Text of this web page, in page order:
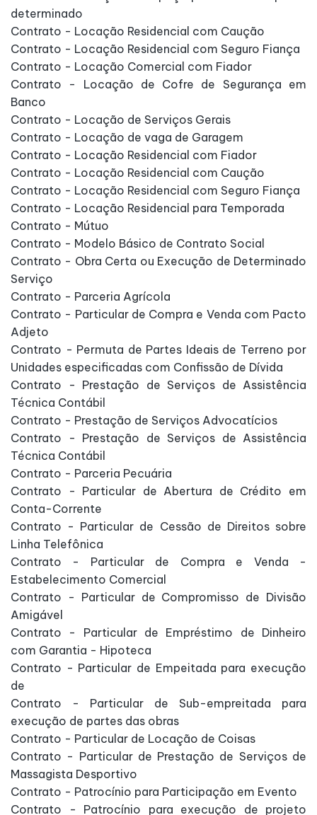
determinado
Contrato - Locação Residencial com Caução
Contrato - Locação Residencial com Seguro Fiança
Contrato - Locação Comercial com Fiador
Contrato - Locação de Cofre de Segurança em
Banco
Contrato - Locação de Serviços Gerais
Contrato - Locação de vaga de Garagem
Contrato - Locação Residencial com Fiador
Contrato - Locação Residencial com Caução
Contrato - Locação Residencial com Seguro Fiança
Contrato - Locação Residencial para Temporada
Contrato - Mútuo
Contrato - Modelo Básico de Contrato Social
Contrato - Obra Certa ou Execução de Determinado
Serviço
Contrato - Parceria Agrícola
Contrato - Particular de Compra e Venda com Pacto
Adjeto
Contrato - Permuta de Partes Ideais de Terreno por
Unidades especificadas com Confissão de Dívida
Contrato - Prestação de Serviços de Assistência
Técnica Contábil
Contrato - Prestação de Serviços Advocatícios
Contrato - Prestação de Serviços de Assistência
Técnica Contábil
Contrato - Parceria Pecuária
Contrato - Particular de Abertura de Crédito em
Conta-Corrente
Contrato - Particular de Cessão de Direitos sobre
Linha Telefônica
Contrato - Particular de Compra e Venda -
Estabelecimento Comercial
Contrato - Particular de Compromisso de Divisão
Amigável
Contrato - Particular de Empréstimo de Dinheiro
com Garantia - Hipoteca
Contrato - Particular de Empeitada para execução
de
Contrato - Particular de Sub-empreitada para
execução de partes das obras
Contrato - Particular de Locação de Coisas
Contrato - Particular de Prestação de Serviços de
Massagista Desportivo
Contrato - Patrocínio para Participação em Evento
Contrato - Patrocínio para execução de projeto